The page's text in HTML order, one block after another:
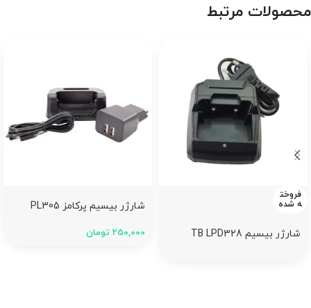
محصولات مرتبط
فروخت
ه شده
شارژر بیسیم TB LPD328
شارژر بیسیم پرکامز PL305
250,000 تومان